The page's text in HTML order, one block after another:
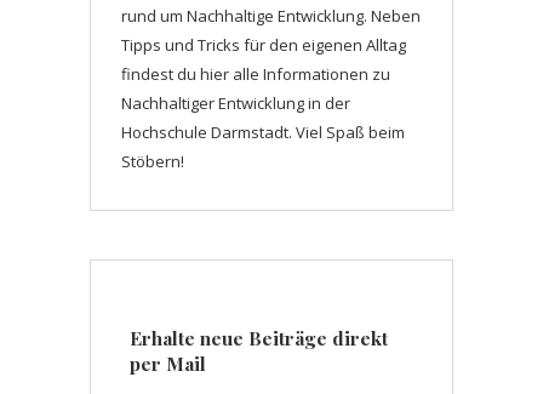
rund um Nachhaltige Entwicklung. Neben
Tipps und Tricks für den eigenen Alltag
findest du hier alle Informationen zu
Nachhaltiger Entwicklung in der
Hochschule Darmstadt. Viel Spaß beim
Stöbern!
Erhalte neue Beiträge direkt
per Mail